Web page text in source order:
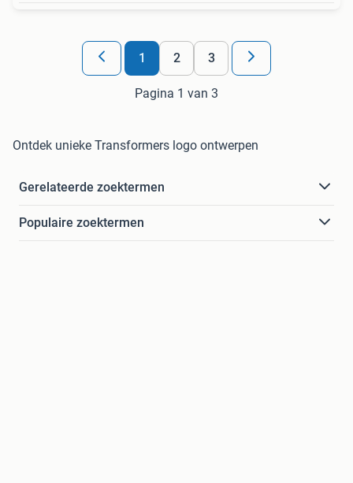
1 2 3
Pagina 1 van 3
Ontdek unieke Transformers logo ontwerpen
Gerelateerde zoektermen
Populaire zoektermen